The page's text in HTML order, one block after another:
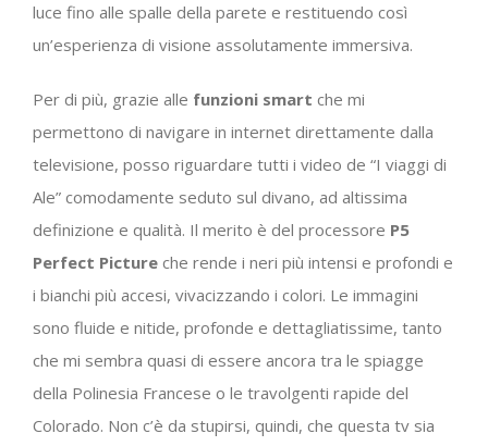
luce fino alle spalle della parete e restituendo così
un’esperienza di visione assolutamente immersiva.
Per di più, grazie alle funzioni smart che mi
permettono di navigare in internet direttamente dalla
televisione, posso riguardare tutti i video de “I viaggi di
Ale” comodamente seduto sul divano, ad altissima
definizione e qualità. Il merito è del processore P5
Perfect Picture che rende i neri più intensi e profondi e
i bianchi più accesi, vivacizzando i colori. Le immagini
sono fluide e nitide, profonde e dettagliatissime, tanto
che mi sembra quasi di essere ancora tra le spiagge
della Polinesia Francese o le travolgenti rapide del
Colorado. Non c’è da stupirsi, quindi, che questa tv sia